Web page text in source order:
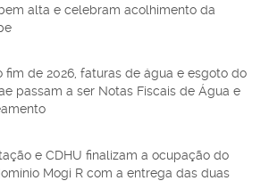
alta e celebram acolhimento da
fim de 2026, faturas de água e esgoto do
passam a ser Notas Fiscais de Água e
e CDHU finalizam a ocupação do
Mogi R com a entrega das duas